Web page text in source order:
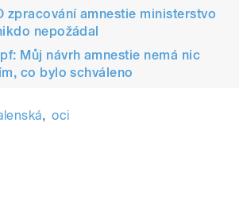
zpracování amnestie ministerstvo
nepožádal
Můj návrh amnestie nemá nic
co bylo schváleno
, oci